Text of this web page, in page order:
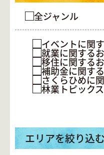
全ジャンル
イベントに関
就業に関する
移住に関する
補助金に関す
さくらひめに
林業トピックス
エリアを絞り込む